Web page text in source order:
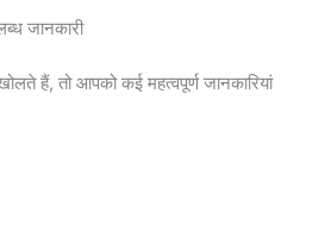
जानकारी
हैं, तो आपको कई महत्वपूर्ण जानकारियां